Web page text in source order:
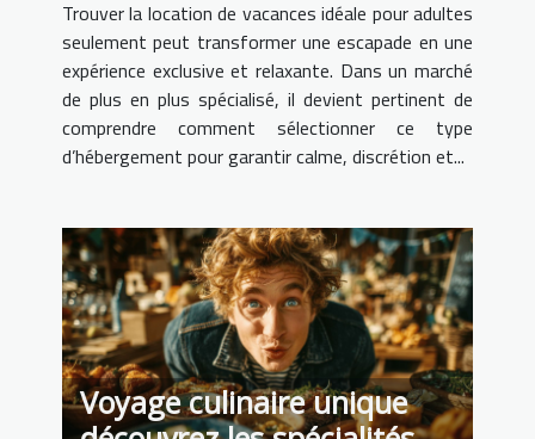
Trouver la location de vacances idéale pour adultes
seulement peut transformer une escapade en une
expérience exclusive et relaxante. Dans un marché
de plus en plus spécialisé, il devient pertinent de
comprendre comment sélectionner ce type
d’hébergement pour garantir calme, discrétion et...
Voyage culinaire unique